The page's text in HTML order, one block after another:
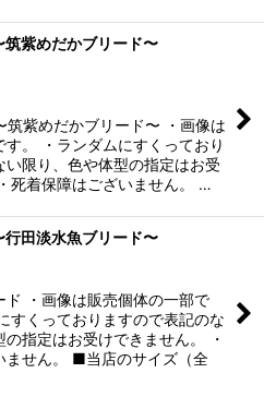
筑紫めだかブリード〜
筑紫めだかブリード〜 ・画像は
。 ・ランダムにすくっており
い限り、色や体型の指定はお受
死着保障はございません。 …
行田淡水魚ブリード〜
ド ・画像は販売個体の一部で
すくっておりますので表記のな
指定はお受けできません。 ・
ません。 ■当店のサイズ（全